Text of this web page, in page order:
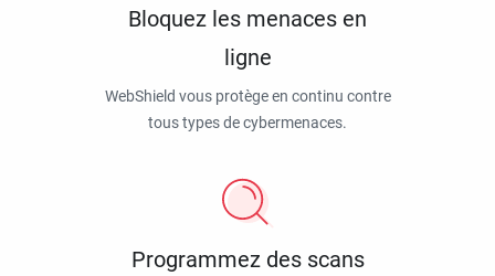
Bloquez les menaces en
ligne
WebShield vous protège en continu contre
tous types de cybermenaces.
Programmez des scans